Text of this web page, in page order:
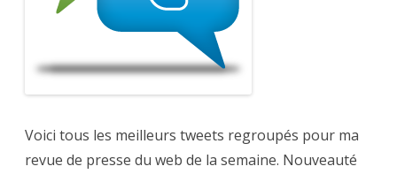
Voici tous les meilleurs tweets regroupés pour ma
revue de presse du web de la semaine. Nouveauté